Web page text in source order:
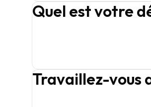
Quel est votre
Travaillez-vous